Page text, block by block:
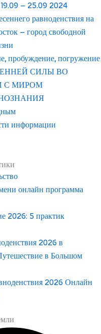
– 25.09 2024
равноденствия на
– город свободной
пробуждение, погружение
СИЛЫ ВО
С МИРОМ
информации
онлайн программа
2026: 5 практик
2026 в
в Большом
2026 Онлайн